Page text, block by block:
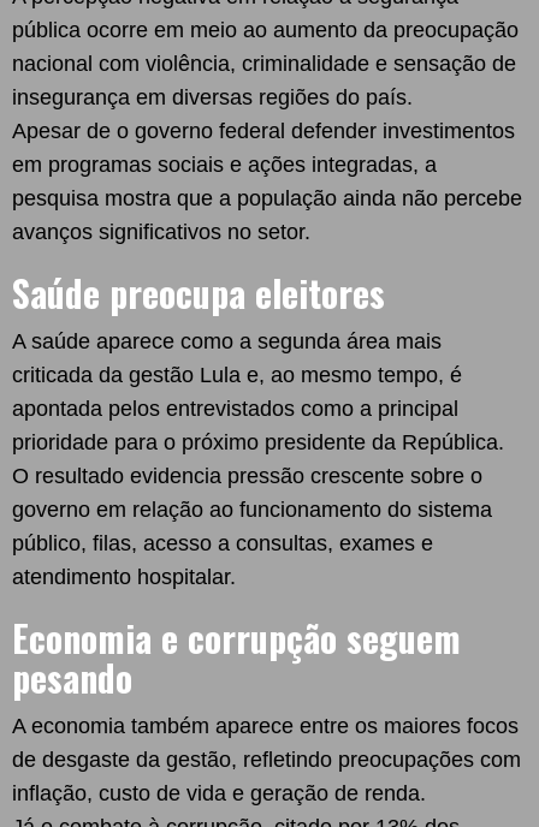
pública ocorre em meio ao aumento da preocupação
nacional com violência, criminalidade e sensação de
insegurança em diversas regiões do país.
Apesar de o governo federal defender investimentos
em programas sociais e ações integradas, a
pesquisa mostra que a população ainda não percebe
avanços significativos no setor.
Saúde preocupa eleitores
A saúde aparece como a segunda área mais
criticada da gestão Lula e, ao mesmo tempo, é
apontada pelos entrevistados como a principal
prioridade para o próximo presidente da República.
O resultado evidencia pressão crescente sobre o
governo em relação ao funcionamento do sistema
público, filas, acesso a consultas, exames e
atendimento hospitalar.
Economia e corrupção seguem
pesando
A economia também aparece entre os maiores focos
de desgaste da gestão, refletindo preocupações com
inflação, custo de vida e geração de renda.